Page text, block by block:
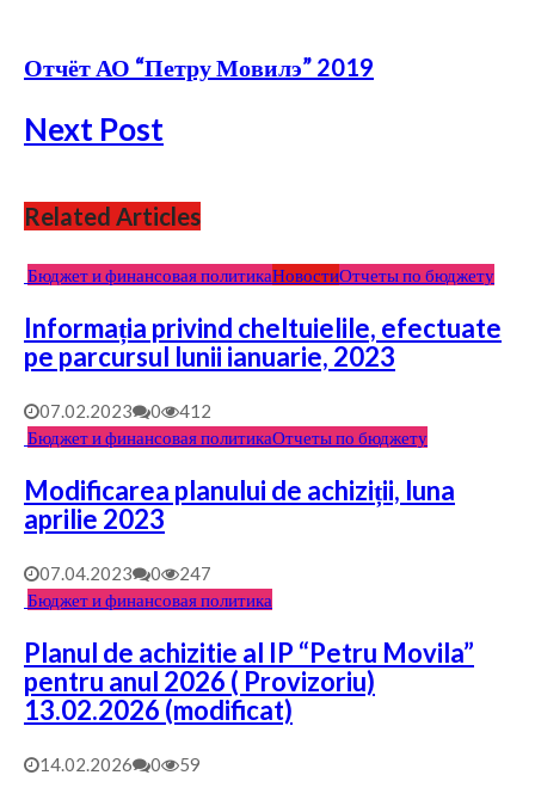
Отчёт АО “Петру Мовилэ” 2019
Next Post
Related Articles
Бюджет и финансовая политикаНовостиОтчеты по бюджету
Informația privind cheltuielile, efectuate
pe parcursul lunii ianuarie, 2023
07.02.2023 0
412
Бюджет и финансовая политикаОтчеты по бюджету
Modificarea planului de achiziții, luna
aprilie 2023
07.04.2023 0
247
Бюджет и финансовая политика
Planul de achizitie al IP “Petru Movila”
pentru anul 2026 ( Provizoriu)
13.02.2026 (modificat)
14.02.2026 0 59